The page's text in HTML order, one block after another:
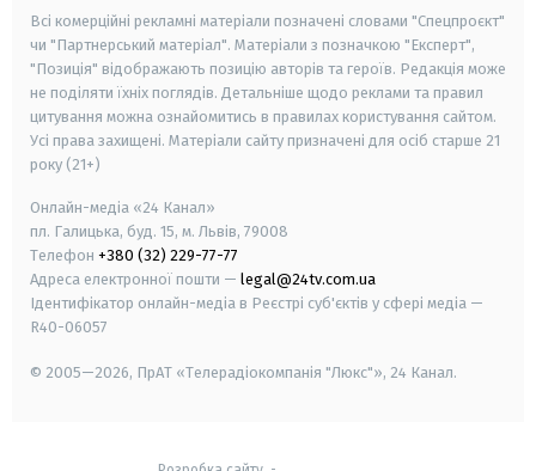
Всі комерційні рекламні матеріали позначені словами "Спецпроєкт"
чи "Партнерський матеріал". Матеріали з позначкою "Експерт",
"Позиція" відображають позицію авторів та героїв. Редакція може
не поділяти їхніх поглядів. Детальніше щодо реклами та правил
цитування можна ознайомитись в правилах користування сайтом.
Усі права захищені. Матеріали сайту призначені для осіб старше 21
року (21+)
Онлайн-медіа «24 Канал»
пл. Галицька, буд. 15, м. Львів, 79008
Телефон +380 (32) 229-77-77
Адреса електронної пошти — legal@24tv.com.ua
Ідентифікатор онлайн-медіа в Реєстрі суб'єктів у сфері медіа —
R40-06057
© 2005—2026, ПрАТ «Телерадіокомпанія "Люкс"», 24 Канал.